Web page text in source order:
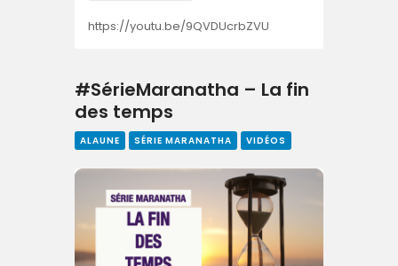
https://youtu.be/9QVDUcrbZVU
#SérieMaranatha – La fin
des temps
ALAUNE SÉRIE MARANATHA VIDÉOS